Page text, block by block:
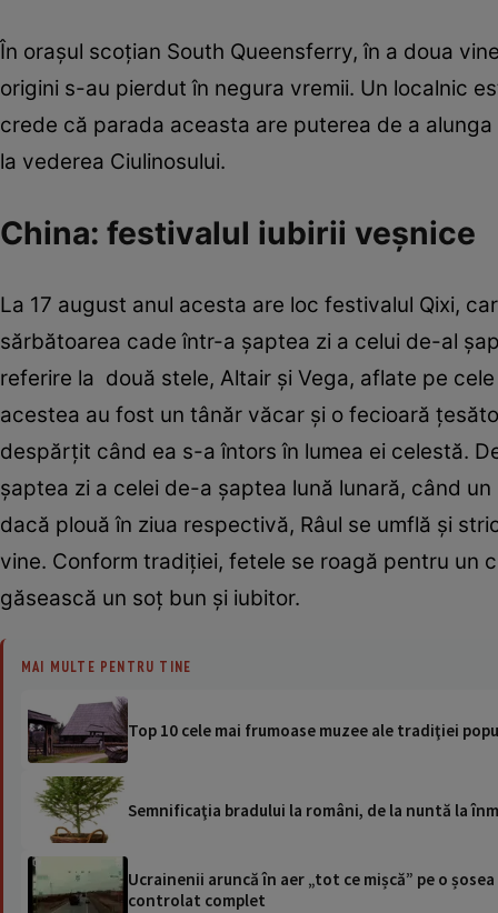
În oraşul scoţian South Queensferry, în a doua
origini s-au pierdut în negura vremii. Un localnic
crede că parada aceasta are puterea de a
la vederea Ciulinosului.
China: festivalul iubirii veşnice
La 17 august anul acesta are loc festivalul Qixi,
sărbătoarea cade într-a şaptea zi a celui de-al
referire la două stele, Altair şi Vega, aflate pe
acestea au fost un tânăr văcar şi o fecioară
despărţit când ea s-a întors în lumea ei celestă.
şaptea zi a celei de-a şaptea lună lunară, când
dacă plouă în ziua respectivă, Râul se umflă şi
vine. Conform tradiţiei, fetele se roagă pentru un
găsească un soţ bun şi iubitor.
MAI MULTE PENTRU TINE
Top 10 cele mai frumoase muzee ale tradiţiei
Semnificaţia bradului la români, de la nuntă la
Ucrainenii aruncă în aer „tot ce mișcă” pe o
controlat complet